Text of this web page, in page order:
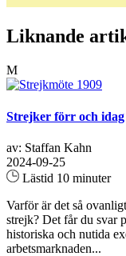
Liknande
M
Strejker förr och idag
av: Staffan Kahn
2024-09-25
Lästid 10 minuter
Varför är det så
strejk? Det får du svar
historiska och nutida
arbetsmarknaden...